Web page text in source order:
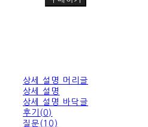
상세 설명 머리글
상세 설명
상세 설명 바닥글
후기(0)
질문(10)